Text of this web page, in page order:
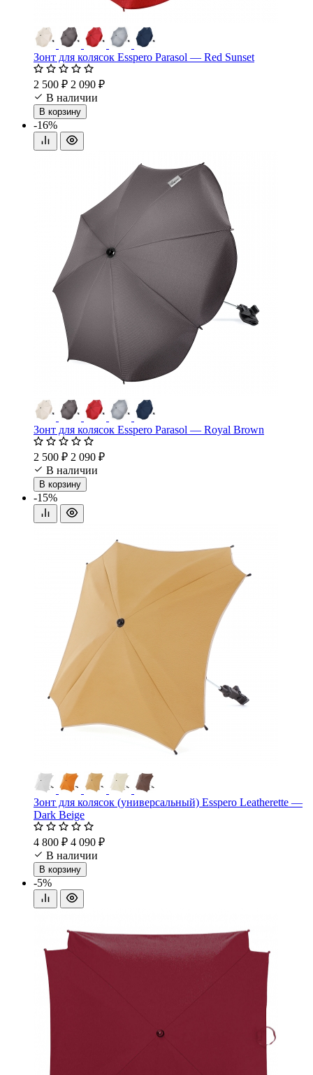
Зонт для колясок Esspero Parasol — Red Sunset
2 500 ₽ 2 090 ₽
В наличии
В корзину
-16%
Зонт для колясок Esspero Parasol — Royal Brown
2 500 ₽ 2 090 ₽
В наличии
В корзину
-15%
Зонт для колясок (универсальный) Esspero Leatherette —
Dark Beige
4 800 ₽ 4 090 ₽
В наличии
В корзину
-5%